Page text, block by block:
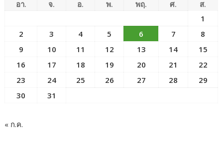
อา. จ. อ. พ. พฤ. ศ.
ส.
1
2
3 4 5 6 7
8
9
10 11 12 13 14
15
16
17 18 19 20 21
22
23
24 25 26 27 28
29
30
31
« ก.ค.